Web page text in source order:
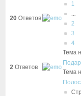
20 Ответов
1
...
2
3
4
Тема
2 Ответов
Тема